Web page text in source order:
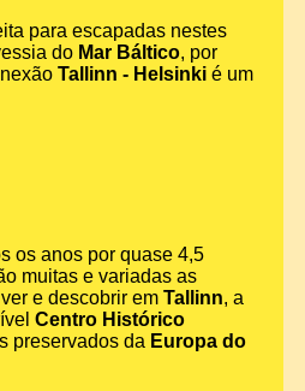
para escapadas nestes
do Mar Báltico, por
Tallinn - Helsinki é um
os anos por quase 4,5
muitas e variadas as
e descobrir em Tallinn, a
Centro Histórico
preservados da Europa do